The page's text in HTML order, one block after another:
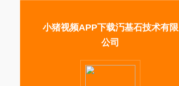
小猪视频APP下载汅基石技术有限
公司